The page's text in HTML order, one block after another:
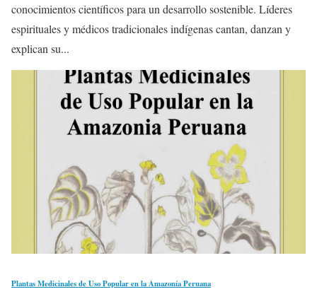
conocimientos científicos para un desarrollo sostenible. Líderes
espirituales y médicos tradicionales indígenas cantan, danzan y
explican su...
Plantas Medicinales de Uso Popular en la Amazonía Peruana